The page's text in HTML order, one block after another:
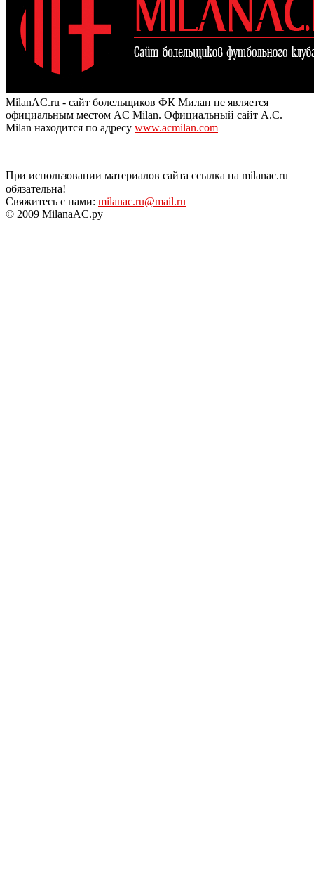
MilanAC.ru - сайт болельщиков ФК Милан не является
официальным местом AC Milan. Официальный сайт A.C.
Milan находится по адресу www.acmilan.com
При использовании материалов сайта ссылка на milanac.ru
обязательна!
Свяжитесь с нами: milanac.ru@mail.ru
© 2009 MilanaAC.ру